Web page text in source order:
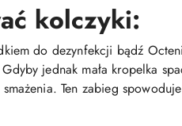
kolczyki:
do dezynfekcji bądź
jednak mała kropelka
Ten zabieg